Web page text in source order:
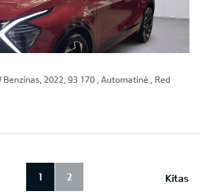
Benzinas, 2022, 93 170 , Automatinė , Red
Kitas
1 2